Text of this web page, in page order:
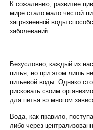
К сожалению, развитие
мире стало мало чистой
загрязненной воды
заболеваний.
Безусловно, каждый из
питья, но при этом лишь
питьевой воды. Однако
рисковать своим
для питья во многом
Вода, как правило,
либо через